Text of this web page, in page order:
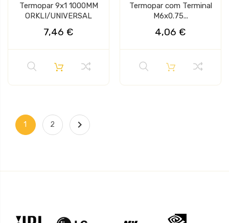
Termopar 9x1 1000MM
ORKLI/UNIVERSAL
7,46 €
Termopar com Terminal
M6x0.75...
4,06 €
1 2 